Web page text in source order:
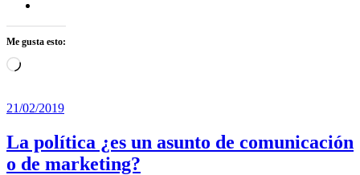
Me gusta esto:
Cargando...
21/02/2019
La política ¿es un asunto de comunicación
o de marketing?